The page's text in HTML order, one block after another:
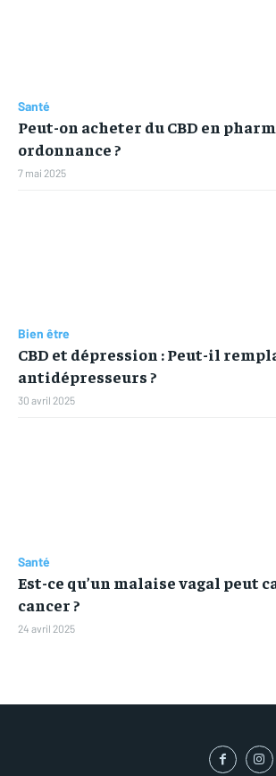
Santé
Peut-on acheter du CBD en
ordonnance ?
7 mai 2025
Bien être
CBD et dépression : Peut-il
antidépresseurs ?
30 avril 2025
Santé
Est-ce qu’un malaise vagal peut
cancer ?
24 avril 2025